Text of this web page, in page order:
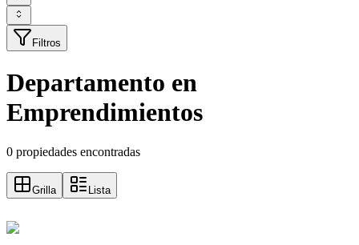
Filtros
Departamento en
Emprendimientos
0 propiedades encontradas
Grilla Lista